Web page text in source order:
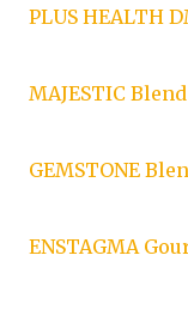
PLUS HEALTH
MAJESTIC
GEMSTONE
ENSTAGMA